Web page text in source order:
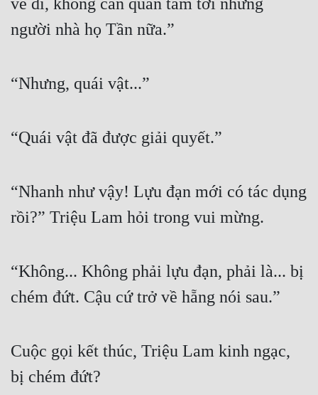
Đẹp
Tính Cách Nhân Vật :
Điềm Đạm
về đi, không cần quan tâm tới những
người nhà họ Tần nữa.”
“Nhưng, quái vật...”
“Quái vật đã được giải quyết.”
“Nhanh như vậy! Lựu đạn mới có tác dụng
rồi?” Triệu Lam hỏi trong vui mừng.
“Không... Không phải lựu đạn, phải là... bị
chém đứt. Cậu cứ trở về hẵng nói sau.”
Cuộc gọi kết thúc, Triệu Lam kinh ngạc,
bị chém đứt?